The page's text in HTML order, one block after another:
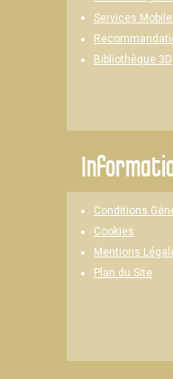
Services
Bibliothèque 3D
Conditions
Cookies
Mentions
Plan du Site